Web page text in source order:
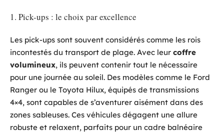
1. Pick-ups : le choix par excellence
Les pick-ups sont souvent considérés comme les rois
incontestés du transport de plage. Avec leur coffre
volumineux, ils peuvent contenir tout le nécessaire
pour une journée au soleil. Des modèles comme le Ford
Ranger ou le Toyota Hilux, équipés de transmissions
4×4, sont capables de s’aventurer aisément dans des
zones sableuses. Ces véhicules dégagent une allure
robuste et relaxent, parfaits pour un cadre balnéaire